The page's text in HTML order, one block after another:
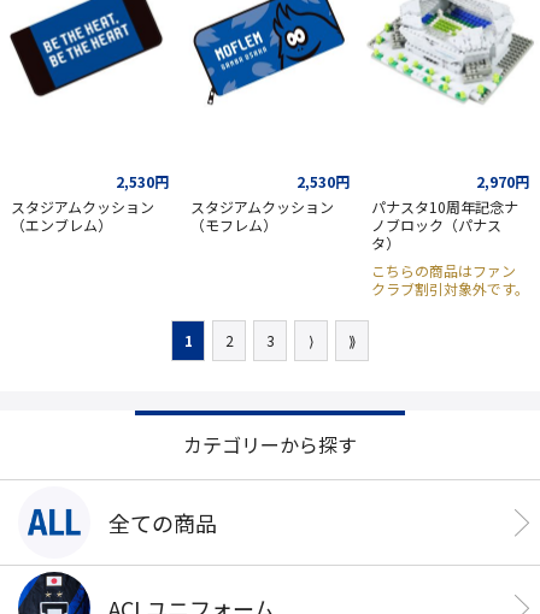
2,530円
スタジアムクッション
（エンブレム）
2,530円
スタジアムクッション
（モフレム）
2,970円
パナスタ10周年記念ナ
ノブロック（パナス
タ）
こちらの商品はファン
クラブ割引対象外です。
1 2 3 ⟩ ⟫
カテゴリーから探す
全ての商品
ACLユニフォーム